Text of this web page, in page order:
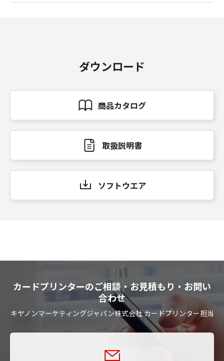
ダウンロード
商品カタログ
取扱説明書
ソフトウエア
カードプリンターのご相談・お見積もり・お問い
合わせ
キヤノンマーケティングジャパン株式会社 カードプリンター担当